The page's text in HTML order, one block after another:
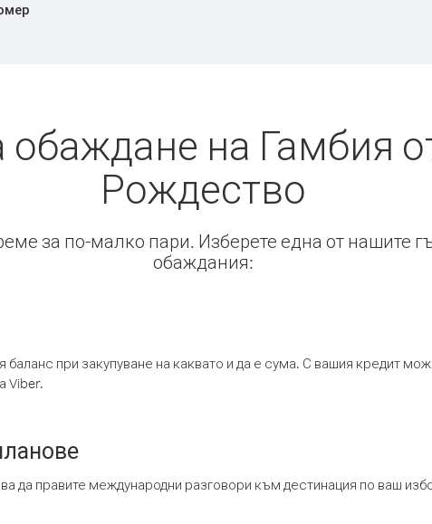
обаждане на Гамбия
Рождество
за по-малко пари. Изберете една от нашите
обаждания:
при закупуване на каквато и да е сума. С вашия кредит
Viber.
да правите международни разговори към дестинация по ваш